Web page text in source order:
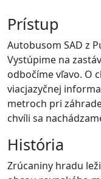
Prístup
Autobusom SAD z
Vystúpime na
odbočíme vľavo. O
viacjazyčnej
metroch pri
chvíli sa
História
Zrúcaniny hradu